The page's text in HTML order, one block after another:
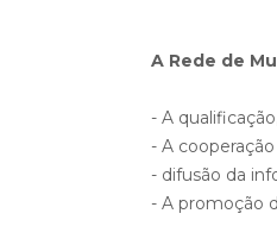
A Rede de
- A
- A
- difusão da
- A promoção